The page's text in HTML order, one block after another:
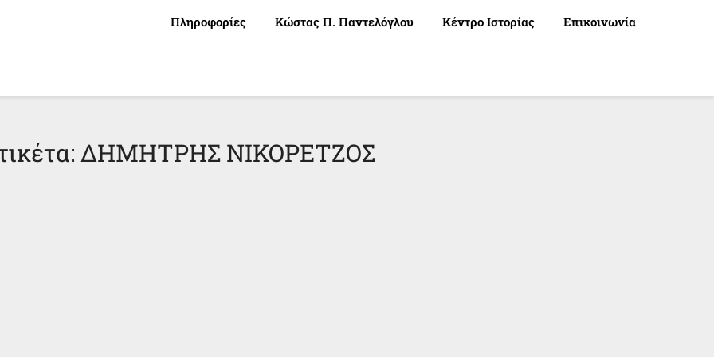
Πληροφορίες Κώστας Π. Παντελόγλου Κέντρο Ιστορίας Επικοινωνία
ΔΗΜΗΤΡΗΣ ΝΙΚΟΡΕΤΖΟΣ